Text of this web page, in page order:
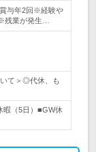
与年2回※経験や
残業が発生…
て＞◎代休、も
暇（5日）■GW休